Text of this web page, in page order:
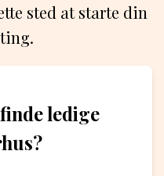
sted at starte din
ledige